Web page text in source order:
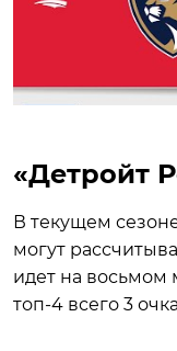
«Детройт
В текущем
могут
идет на восьмом
топ-4 всего 3